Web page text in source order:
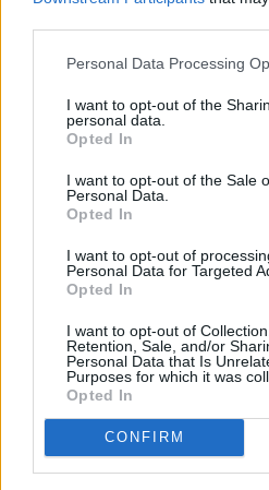
Personal Data Processing
I want to opt-out of the
personal data.
Opted In
I want to opt-out of the Sale
Personal Data.
Opted In
I want to opt-out of
Personal Data for Targeted
Opted In
I want to opt-out of
Retention, Sale, and/or
Personal Data that Is
Purposes for which it was
Opted In
CONFIRM
Τόλης
Το άρθρο δεν έχει ακόμα
Βαθμολογήστε αυτό το άρθρο:
★★★
Ο «ασημένιος» ολυμπιονίκης
στο τριπλούν Ζου Γιαμίνγκ
έρχεται για το μίτινγκ στην